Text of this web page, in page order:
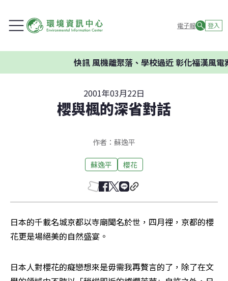
電子報 登入
快訊風機離聚落、學校過近 彰化福漢風電案
2001年03月22日
櫻與楓的深省對話
作者：蘇逸平
蘇逸平 櫻花
日本的千載名城京都以寺廟聞名於世，四月裡，京都的櫻
花更是場絕美的自然盛宴。
日本人對櫻花的癡戀想來是毋需我再贅言的了，除了在文